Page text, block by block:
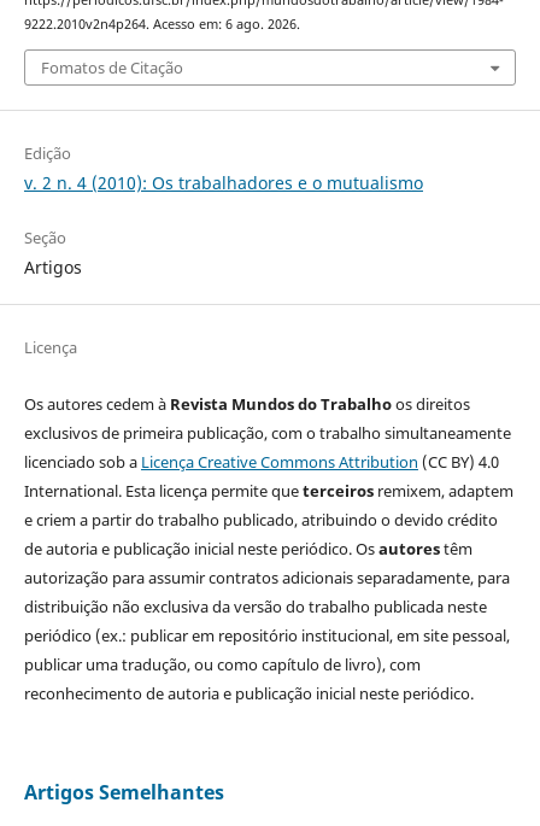
9222.2010v2n4p264. Acesso em: 6 ago. 2026.
Fomatos de Citação
Edição
v. 2 n. 4 (2010): Os trabalhadores e o mutualismo
Seção
Artigos
Licença
Os autores cedem à Revista Mundos do Trabalhoos direitos
exclusivos de primeira publicação, com o trabalho simultaneamente
licenciado sob a Licença Creative Commons Attribution (CC BY) 4.0
International. Esta licença permite queterceirosremixem, adaptem
e criem a partir do trabalho publicado, atribuindo o devido crédito
de autoria e publicação inicial neste periódico. Osautorestêm
autorização para assumir contratos adicionais separadamente, para
distribuição não exclusiva da versão do trabalho publicada neste
periódico (ex.: publicar em repositório institucional, em site pessoal,
publicar uma tradução, ou como capítulo de livro), com
reconhecimento de autoria e publicação inicial neste periódico.
Artigos Semelhantes